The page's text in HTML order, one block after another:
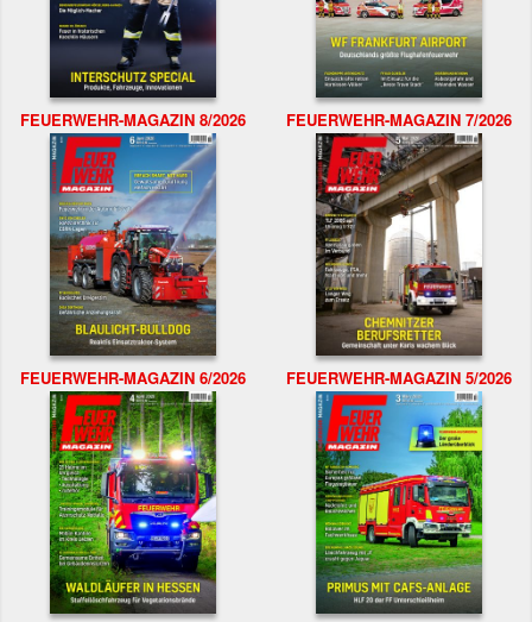
FEUERWEHR-MAGAZIN 8/2026 FEUERWEHR-MAGAZIN 7/2026
FEUERWEHR-MAGAZIN 6/2026 FEUERWEHR-MAGAZIN 5/2026